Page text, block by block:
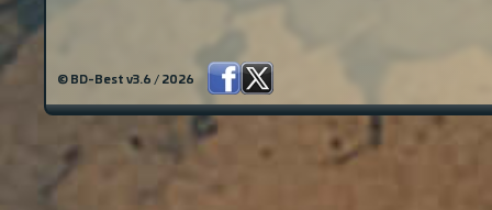
© BD-Best v3.6 / 2026